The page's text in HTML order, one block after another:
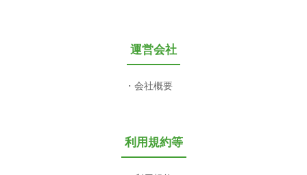
運営会社
会社概要
利用規約等